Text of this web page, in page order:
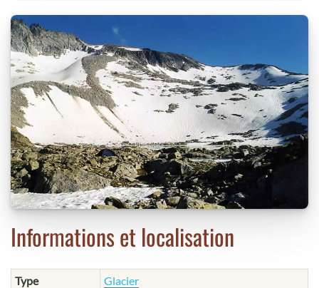
Informations et localisation
Type
Glacier